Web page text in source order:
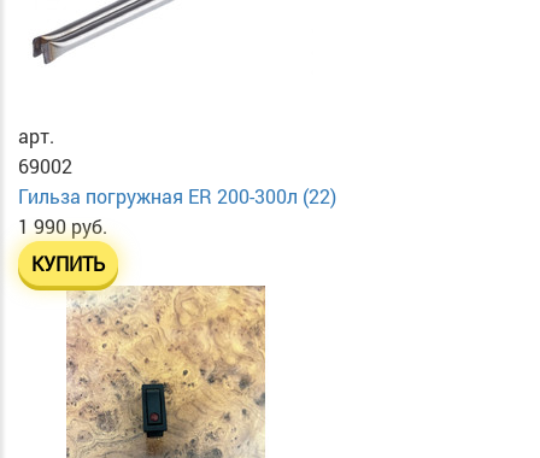
арт.
69002
Гильза погружная ER 200-300л (22)
1 990 руб.
КУПИТЬ